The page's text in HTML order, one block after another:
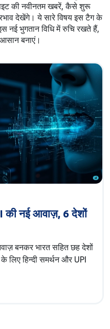
की नवीनतम खबरें, कैसे शुरू
देखेंगे। ये सारे विषय इस टैग के
नई भुगतान विधि में रुचि रखते हैं,
बनाएं।
की नई आवाज़, 6 देशों
बनकर भारत सहित छह देशों
लिए हिन्दी समर्थन और UPI